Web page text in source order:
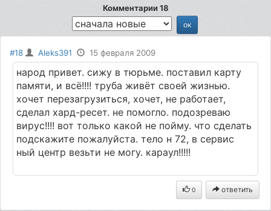
Комментарии 18
#18 Aleks391 15 февраля 2009
народ привет. сижу в тюрьме. поставил карту
памяти, и всё!!!! труба живёт своей жизнью.
хочет перезагрузиться, хочет, не работает,
сделал хард-ресет. не помогло. подозреваю
вирус!!!! вот только какой не пойму. что сделать
подскажите пожалуйста. тело н 72, в сервис
ный центр везьти не могу. караул!!!!!
0 ответить